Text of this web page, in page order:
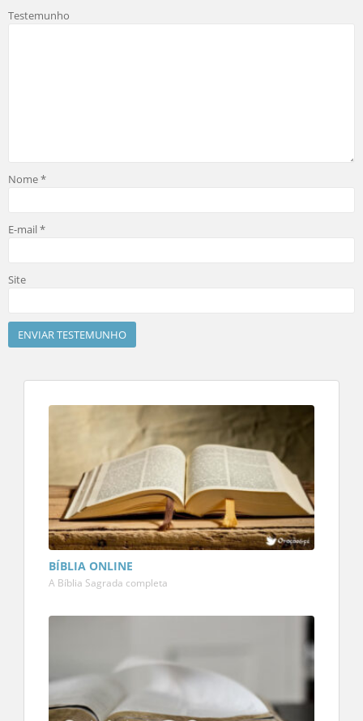
Testemunho
Nome*
E-mail*
Site
BÍBLIA ONLINE
A Bíblia Sagrada completa